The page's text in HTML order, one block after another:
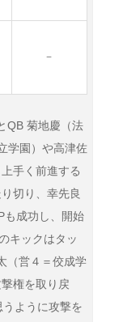
－
QB 菊地慶（法
学園）や高津佐
手く前進する
切り、幸先良
も成功し、開始
キックはタッ
（営４＝佼成学
権を取り戻
ように攻撃を